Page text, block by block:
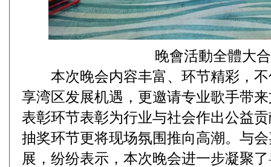
晚會活動全體大
本次晚会内容丰富、环节精彩，不
享湾区发展机遇，更邀请专业歌手带
表彰环节表彰为行业与社会作出公益
抽奖环节更将现场氛围推向高潮。与
展，纷纷表示，本次晚会进一步凝聚